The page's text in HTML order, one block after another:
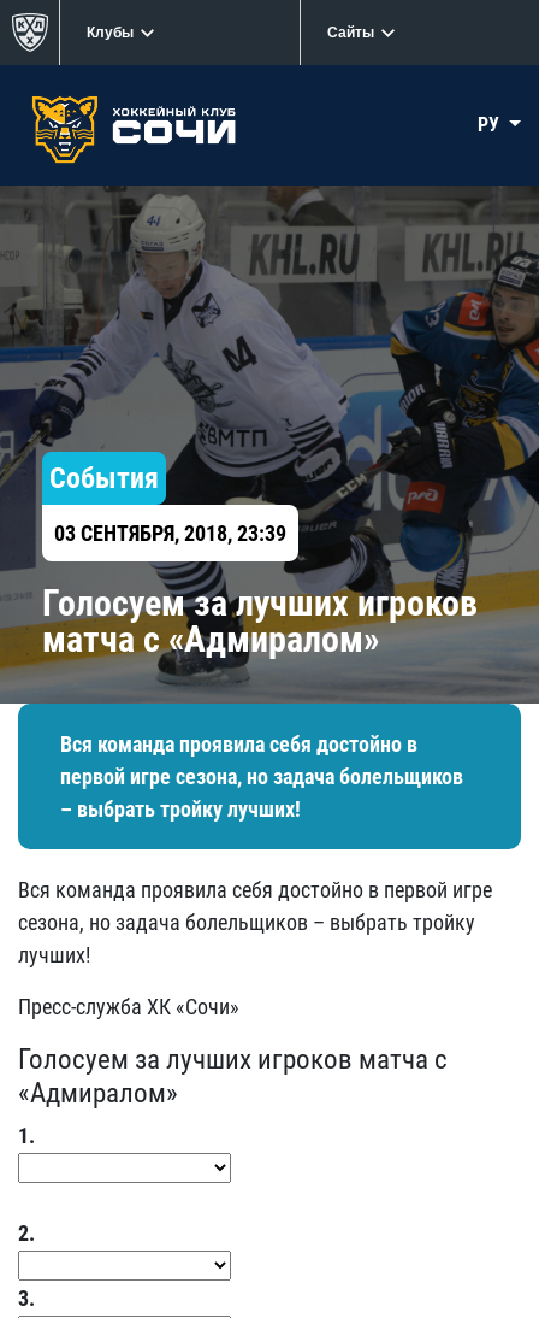
Клубы Сайты
РУ
События
03 СЕНТЯБРЯ, 2018, 23:39
Голосуем за лучших игроков
матча с «Адмиралом»
Вся команда проявила себя достойно в
первой игре сезона, но задача болельщиков
– выбрать тройку лучших!
Вся команда проявила себя достойно в первой игре
сезона, но задача болельщиков – выбрать тройку
лучших!
Пресс-служба ХК «Сочи»
Голосуем за лучших игроков матча с
«Адмиралом»
1.
2.
3.